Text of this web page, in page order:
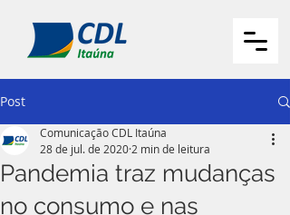
Post
Pandemia traz mudanças
no consumo e nas
Comunicação CDL Itaúna
28 de jul. de 2020 2 min de leitura